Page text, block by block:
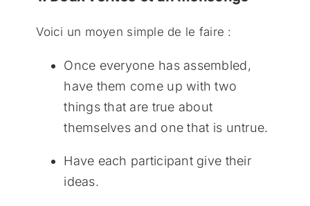
Voici un moyen simple de le faire :
Once everyone has assembled,
have them come up with two
things that are true about
themselves and one that is untrue.
Have each participant give their
ideas.